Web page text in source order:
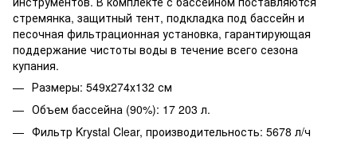
стремянка, защитный тент, подкладка под бассейн и
песочная фильтрационная установка, гарантирующая
поддержание чистоты воды в течение всего сезона
купания.
Размеры: 549х274х132 см
Объем бассейна (90%): 17 203 л.
Фильтр Krystal Clear, производительность: 5678 л/ч